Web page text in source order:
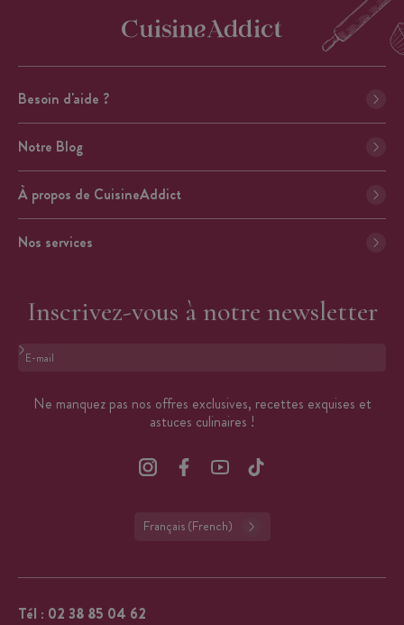
Besoin d'aide ?
Notre Blog
À propos de CuisineAddict
Nos services
Inscrivez-vous à notre newsletter
Format : adresse@email.com
Ne manquez pas nos offres exclusives, recettes exquises et
astuces culinaires !
Français (French)
Tél : 02 38 85 04 62